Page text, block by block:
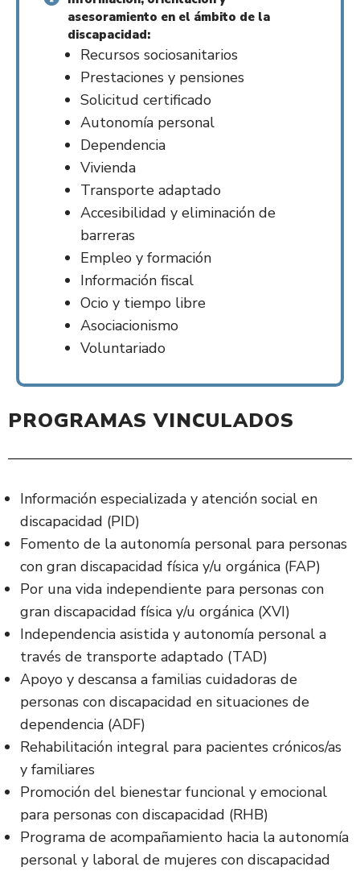
asesoramiento en el ámbito de la
discapacidad:
Recursos sociosanitarios
Prestaciones y pensiones
Solicitud certificado
Autonomía personal
Dependencia
Vivienda
Transporte adaptado
Accesibilidad y eliminación de
barreras
Empleo y formación
Información fiscal
Ocio y tiempo libre
Asociacionismo
Voluntariado
PROGRAMAS VINCULADOS
Información especializada y atención social en
discapacidad (PID)
Fomento de la autonomía personal para personas
con gran discapacidad física y/u orgánica (FAP)
Por una vida independiente para personas con
gran discapacidad física y/u orgánica (XVI)
Independencia asistida y autonomía personal a
través de transporte adaptado (TAD)
Apoyo y descansa a familias cuidadoras de
personas con discapacidad en situaciones de
dependencia (ADF)
Rehabilitación integral para pacientes crónicos/as
y familiares
Promoción del bienestar funcional y emocional
para personas con discapacidad (RHB)
Programa de acompañamiento hacia la autonomía
personal y laboral de mujeres con discapacidad